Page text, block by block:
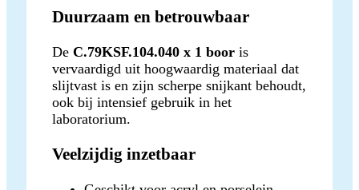
Duurzaam en betrouwbaar
De C.79KSF.104.040 x 1 boor is
vervaardigd uit hoogwaardig materiaal dat
slijtvast is en zijn scherpe snijkant behoudt,
ook bij intensief gebruik in het
laboratorium.
Veelzijdig inzetbaar